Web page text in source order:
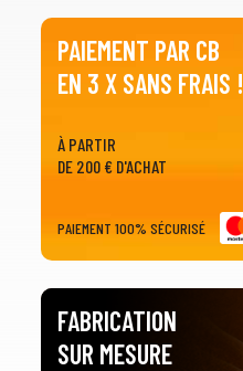
PAIEMENT PAR CB
EN 3 X SANS FRAIS !
À PARTIR
DE 200 € D'ACHAT
PAIEMENT 100% SÉCURISÉ
FABRICATION
SUR MESURE